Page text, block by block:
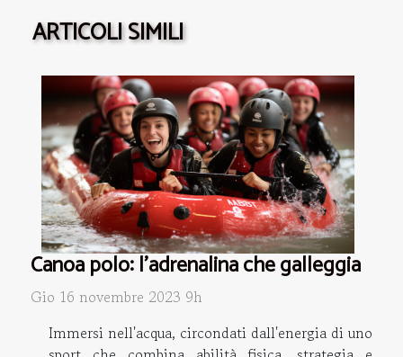
ARTICOLI SIMILI
Canoa polo: l'adrenalina che galleggia
Gio 16 novembre 2023 9h
Immersi nell'acqua, circondati dall'energia di uno